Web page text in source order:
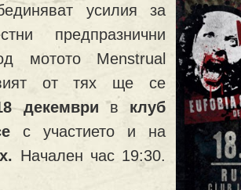
усилия за
предпразнични
мотото Menstrual
от тях ще се
декември в клуб
с участието и на
Начален час 19:30.